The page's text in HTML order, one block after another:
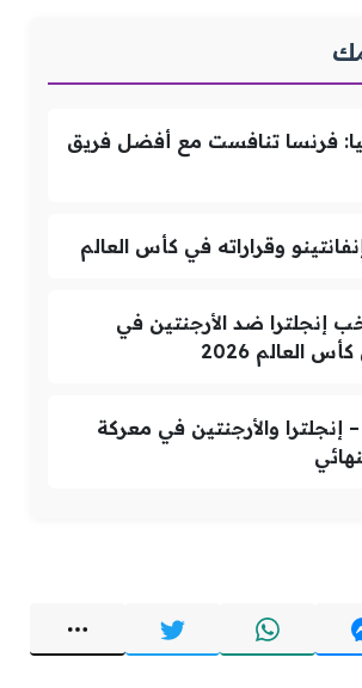
فرنسا تنافست مع أفضل فريق
وقراراته في كأس العالم
إنجلترا ضد الأرجنتين في
العالم 2026
والأرجنتين في معركة